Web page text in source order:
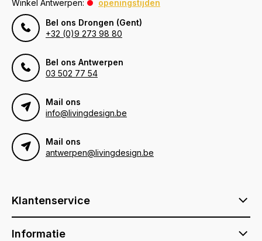
Winkel Antwerpen:
openingstijden
Bel ons Drongen (Gent)
+32 (0)9 273 98 80
Bel ons Antwerpen
03 502 77 54
Mail ons
info@livingdesign.be
Mail ons
antwerpen@livingdesign.be
Klantenservice
Informatie